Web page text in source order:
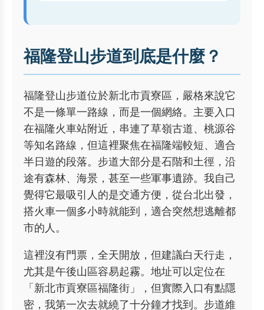
福隆登山步道到底是什麼？
福隆登山步道位於新北市貢寮區，嚴格來說它
不是一條單一路線，而是一個網絡。主要入口
在福隆火車站附近，串連了草嶺古道、桃源谷
等知名路線，但這裡聚焦在福隆端較短、適合
半日遊的段落。步道大部分是石階和土徑，沿
途有森林、海景，甚至一些軍事遺跡。我自己
覺得它最吸引人的是交通方便，從台北出發，
搭火車一個多小時就能到，適合突然想逃離都
市的人。
這裡沒有門票，全天開放，但建議白天行走，
尤其是午後山區容易起霧。地址可以定位在
「新北市貢寮區福隆街」，但實際入口有點隱
密，我第一次去就繞了十分鐘才找到。步道維